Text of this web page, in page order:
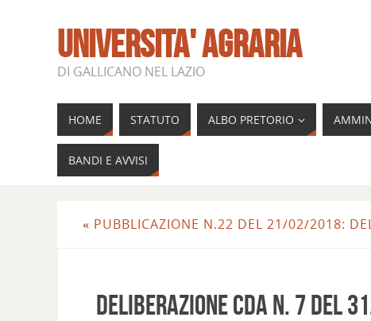
UNIVERSITA' AGRARIA
DI GALLICANO NEL LAZIO
HOME STATUTO ALBO PRETORIO
BANDI E AVVISI
« PUBBLICAZIONE N.22 DEL 21/02/2018:
Deliberazione CdA n. 7 del